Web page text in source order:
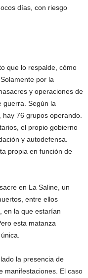
días, con riesgo
que lo respalde, cómo
por la
y operaciones de
guerra. Según la
76 grupos operando.
el propio gobierno
y autodefensa.
propia en función de
en La Saline, un
entre ellos
en la que estarían
esta matanza
la presencia de
manifestaciones. El caso